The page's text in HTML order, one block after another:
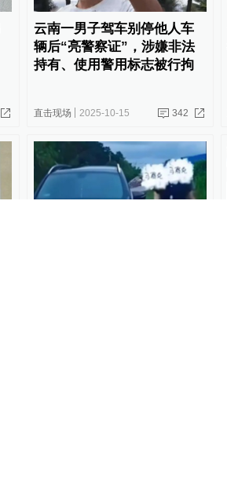
云南一男子驾车别停他人车
辆后“亮警察证”，涉嫌非法
持有、使用警用标志被行拘
直击现场 2025-10-15 342